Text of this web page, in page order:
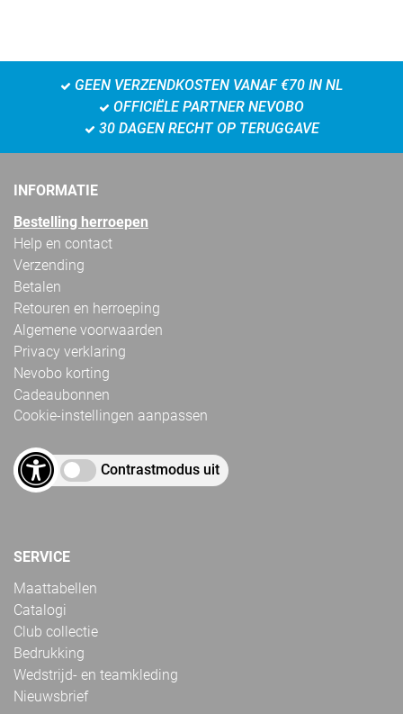
GEEN VERZENDKOSTEN VANAF €70 IN NL
OFFICIËLE PARTNER NEVOBO
30 DAGEN RECHT OP TERUGGAVE
INFORMATIE
Bestelling herroepen
Help en contact
Verzending
Betalen
Retouren en herroeping
Algemene voorwaarden
Privacy verklaring
Nevobo korting
Cadeaubonnen
Cookie-instellingen aanpassen
Contrastmodus uit
SERVICE
Maattabellen
Catalogi
Club collectie
Bedrukking
Wedstrijd- en teamkleding
Nieuwsbrief